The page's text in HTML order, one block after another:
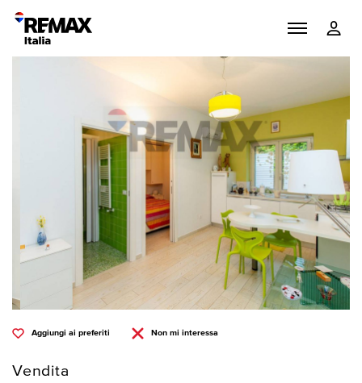
Aggiungi ai preferiti Non mi interessa
Vendita